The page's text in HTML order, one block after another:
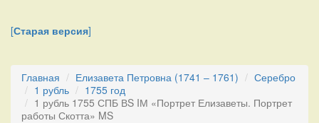
[Старая версия]
Главная Елизавета Петровна (1741 – 1761)
Серебро
1 рубль
1755 год
1 рубль 1755 СПБ ВS IМ «Портрет Елизаветы. Портрет
работы Скотта» MS